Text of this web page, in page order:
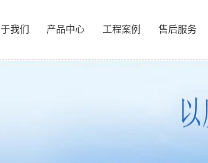
我们 产品中心 工程案例 售后服务